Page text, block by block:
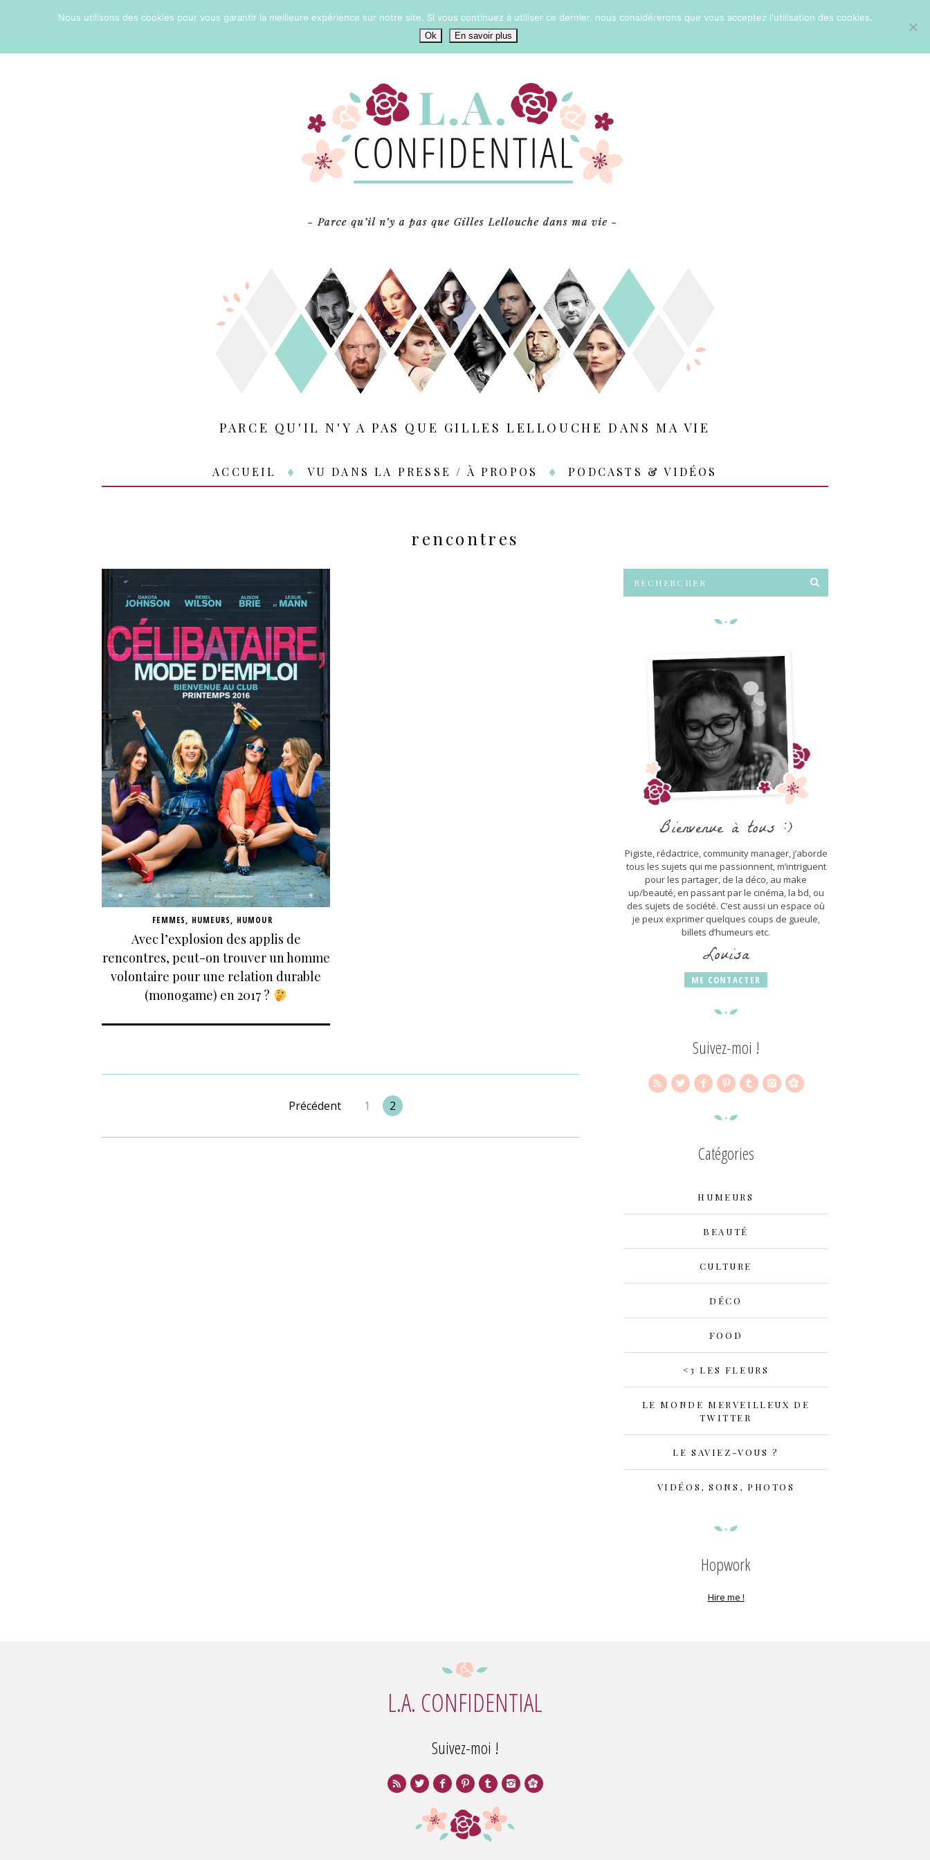
PARCE QU'IL N'Y A PAS QUE GILLES LELLOUCHE DANS MA VIE
ACCUEIL VU DANS LA PRESSE / À PROPOS PODCASTS & VIDÉOS
rencontres
FEMMES, HUMEURS, HUMOUR
Avec l’explosion des applis de
rencontres, peut-on trouver un homme
volontaire pour une relation durable
(monogame) en 2017 ?
Précédent 1 2
Bienvenue à tous :)
Pigiste, rédactrice, community manager, j’aborde
tous les sujets qui me passionnent, m’intriguent
pour les partager, de la déco, au make
up/beauté, en passant par le cinéma, la bd, ou
des sujets de société. C’est aussi un espace où
je peux exprimer quelques coups de gueule,
billets d’humeurs etc.
Louisa
ME CONTACTER
Suivez-moi !
Catégories
HUMEURS
BEAUTÉ
CULTURE
DÉCO
FOOD
<3 LES FLEURS
LE MONDE MERVEILLEUX DE
TWITTER
LE SAVIEZ-VOUS ?
VIDÉOS, SONS, PHOTOS
Hopwork
Hire me !
L.A. CONFIDENTIAL
Suivez-moi !
Nous utilisons des cookies pour vous garantir la meilleure expérience sur notre site. Si vous continuez à utiliser ce dernier, nous considérerons que vous acceptez l'utilisation des cookies.
Ok En savoir plus